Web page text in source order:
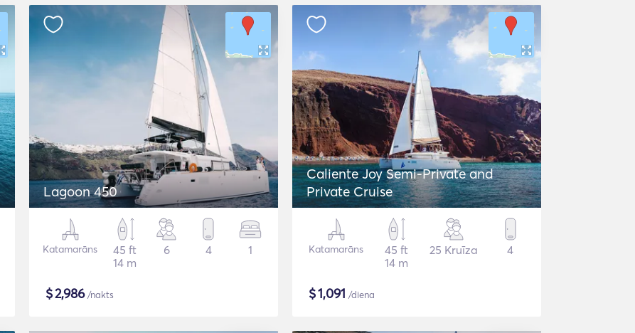
Lagoon 450
Katamarāns
45 ft
14 m
6 4 1
$2,986/nakts
Caliente Joy Semi-Private and
Private Cruise
Katamarāns
45 ft
14 m
25 Kruīza 4
$1,091 /diena